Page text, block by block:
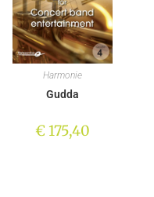
Harmonie
Gudda
€175,40